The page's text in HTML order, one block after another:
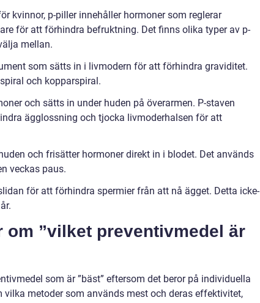
kvinnor, p-piller innehåller hormoner som reglerar
för att förhindra befruktning. Det finns olika typer av p-
mellan.
som sätts in i livmodern för att förhindra graviditet.
och kopparspiral.
och sätts in under huden på överarmen. P-staven
ägglossning och tjocka livmoderhalsen för att
och frisätter hormoner direkt in i blodet. Det används
veckas paus.
för att förhindra spermier från att nå ägget. Detta icke-
”vilket preventivmedel är
som är ”bäst” eftersom det beror på individuella
vilka metoder som används mest och deras effektivitet,